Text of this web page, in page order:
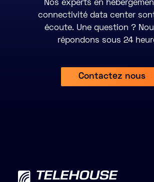
Nos experts en
connectivité data center
écoute. Une question ?
répondons sous 24
Contactez nous